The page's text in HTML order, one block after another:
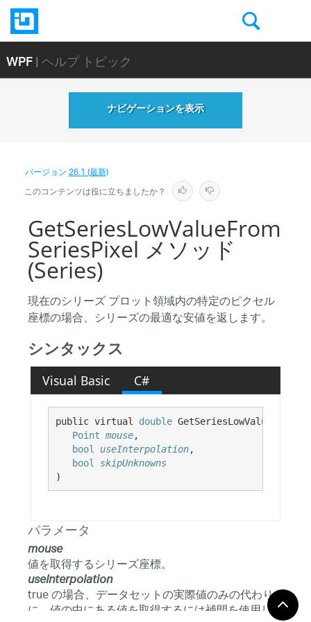
WPF| ヘルプ トピック
ナビゲーションを表示
バージョン26.1 (最新)
このコンテンツは役に立ちましたか？
GetSeriesLowValueFrom
SeriesPixel メソッド
(Series)
現在のシリーズ プロット領域内の特定のピクセル
座標の場合、シリーズの最適な安値を返します。
シンタックス
Visual Basic C#
public virtual double
Point mouse,
bool
useInterpolation,
bool
skipUnknowns
)
パラメータ
mouse
値を取得するシリーズ座標。
useInterpolation
true の場合、データセットの実際値のみの代わり
に、値の中にある値を取得するには補間を使用しま